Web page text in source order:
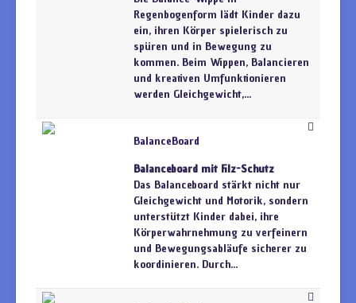
Regenbogenform lädt Kinder dazu
ein, ihren Körper spielerisch zu
spüren und in Bewegung zu
kommen. Beim Wippen, Balancieren
und kreativen Umfunktionieren
werden Gleichgewicht,...
BalanceBoard
Balanceboard mit Filz-Schutz
Das Balanceboard stärkt nicht nur
Gleichgewicht und Motorik, sondern
unterstützt Kinder dabei, ihre
Körperwahrnehmung zu verfeinern
und Bewegungsabläufe sicherer zu
koordinieren. Durch...